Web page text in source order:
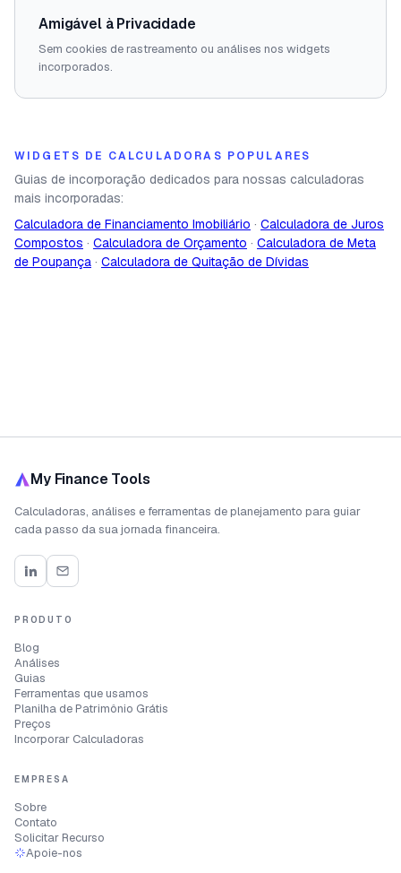
Amigável à Privacidade
Sem cookies de rastreamento ou análises nos widgets
incorporados.
WIDGETS DE CALCULADORAS POPULARES
Guias de incorporação dedicados para nossas calculadoras
mais incorporadas:
Calculadora de Financiamento Imobiliário · Calculadora de Juros
Compostos · Calculadora de Orçamento · Calculadora de Meta
de Poupança · Calculadora de Quitação de Dívidas
My Finance Tools
Calculadoras, análises e ferramentas de planejamento para guiar
cada passo da sua jornada financeira.
PRODUTO
Blog
Análises
Guias
Ferramentas que usamos
Planilha de Patrimônio Grátis
Preços
Incorporar Calculadoras
EMPRESA
Sobre
Contato
Solicitar Recurso
Apoie-nos